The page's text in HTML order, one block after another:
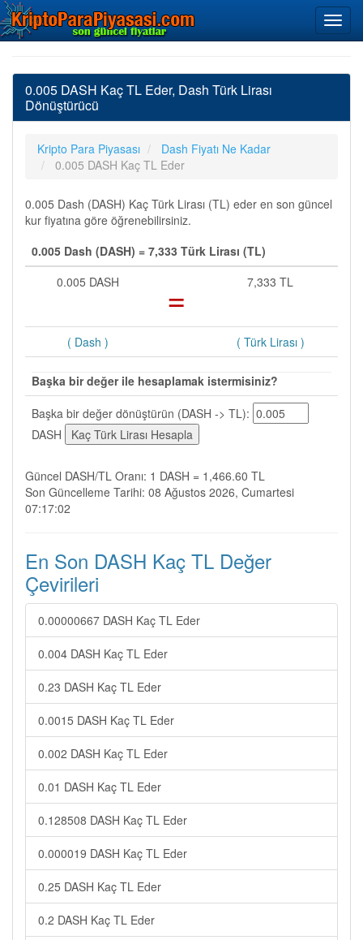
0.005 DASH Kaç TL Eder, Dash Türk Lirası
Dönüştürücü
Kripto Para Piyasası
Dash Fiyatı Ne Kadar
0.005 DASH Kaç TL Eder
0.005 Dash (DASH) Kaç Türk Lirası (TL) eder en son güncel
kur fiyatına göre öğrenebilirsiniz.
0.005 Dash (DASH) = 7,333 Türk Lirası (TL)
0.005 DASH
= 7,333 TL
( Dash ) ( Türk Lirası )
Başka bir değer ile hesaplamak istermisiniz?
Başka bir değer dönüştürün (DASH -> TL):
DASH
Güncel DASH/TL Oranı: 1 DASH = 1,466.60 TL
Son Güncelleme Tarihi: 08 Ağustos 2026, Cumartesi
07:17:02
En Son DASH Kaç TL Değer
Çevirileri
0.00000667 DASH Kaç TL Eder
0.004 DASH Kaç TL Eder
0.23 DASH Kaç TL Eder
0.0015 DASH Kaç TL Eder
0.002 DASH Kaç TL Eder
0.01 DASH Kaç TL Eder
0.128508 DASH Kaç TL Eder
0.000019 DASH Kaç TL Eder
0.25 DASH Kaç TL Eder
0.2 DASH Kaç TL Eder